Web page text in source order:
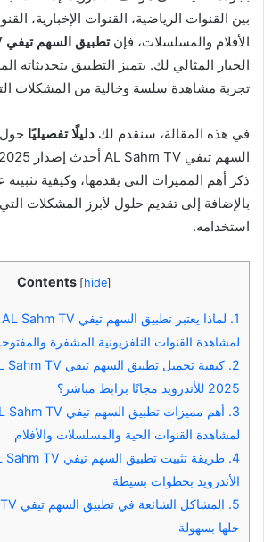
بين القنوات الرياضية، القنوات الإخبارية،
الأفلام والمسلسلات، فإنتطبيق السهم تيفي AL Sahm TV
الخيار المثالي لك. يتميز التطبيق
تجربة مشاهدة سلسة وخالية من المشكلات
في هذه المقالة، سنقدم لك دليلًا تفصيليًا حول
ذكر أهم المميزات التي يقدمها، وكيفية
بالإضافة إلى تقديم حلول لأبرز المشكلات
استخدامه.
Contents [hide]
1.
لمشاهدة القنوات التلفزيونية المشفرة
2.
2025 للأندرويد مجانًا برابط مباشر؟
3.
لمشاهدة القنوات الحية والمسلسلات والأفلام
4.
الأندرويد بخطوات بسيطة
5.
حلها بسهولة